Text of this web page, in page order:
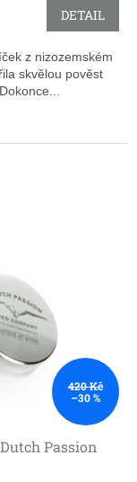
DETAIL
z nizozemském
skvělou pověst
420 Kč
–30 %
Passion